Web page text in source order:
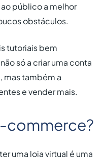
público a melhor
obstáculos.
tutoriais bem
só a criar uma conta
, mas também a
e vender mais.
commerce?
uma loja virtual é uma